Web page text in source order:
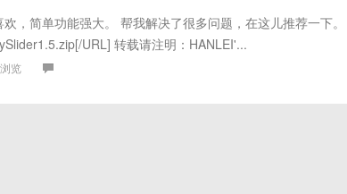
，简单功能强大。 帮我解决了很多问题，在这儿推荐一下。
URL] 转载请注明：HANLEI'...
览